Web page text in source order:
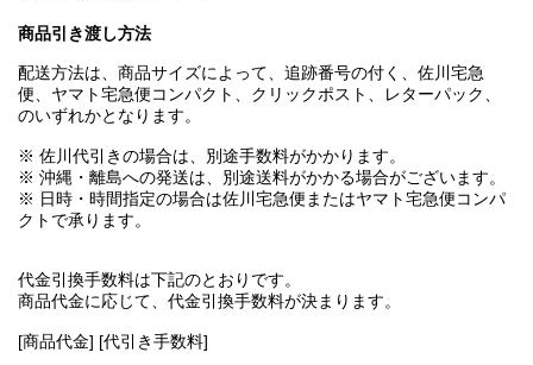
商品引き渡し方法
配送方法は、商品サイズによって、追跡番号の付く、佐川宅急
便、ヤマト宅急便コンパクト、クリックポスト、レターパック、
のいずれかとなります。
※ 佐川代引きの場合は、別途手数料がかかります。
※ 沖縄・離島への発送は、別途送料がかかる場合がございます。
※ 日時・時間指定の場合は佐川宅急便またはヤマト宅急便コンパ
クトで承ります。
代金引換手数料は下記のとおりです。
商品代金に応じて、代金引換手数料が決まります。
[商品代金] [代引き手数料]